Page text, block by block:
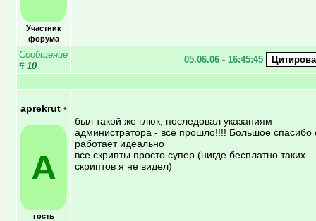
Участник
форума
Сообщение
# 10
05.06.06 - 16:45:45
aprekrut •
A
гость
был такой же глюк, последовал указаниям
администратора - всё прошло!!!! Большое спасибо
работает идеально
все скрипты просто супер (нигде бесплатно таких
скриптов я не видел)